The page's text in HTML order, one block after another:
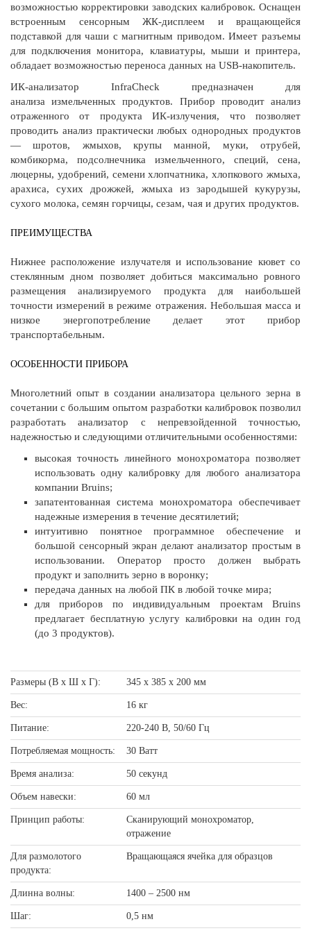
возможностью корректировки заводских калибровок. Оснащен
встроенным сенсорным ЖК-дисплеем и вращающейся
подставкой для чаши с магнитным приводом. Имеет разъемы
для подключения монитора, клавиатуры, мыши и принтера,
обладает возможностью переноса данных на USB-накопитель.
ИК-анализатор InfraCheck предназначен для
анализа измельченных продуктов. Прибор проводит анализ
отраженного от продукта ИК-излучения, что позволяет
проводить анализ практически любых однородных продуктов
― шротов, жмыхов, крупы манной, муки, отрубей,
комбикорма, подсолнечника измельченного, специй, сена,
люцерны, удобрений, семени хлопчатника, хлопкового жмыха,
арахиса, сухих дрожжей, жмыха из зародышей кукурузы,
сухого молока, семян горчицы, сезам, чая и других продуктов.
ПРЕИМУЩЕСТВА
Нижнее расположение излучателя и использование кювет со
стеклянным дном позволяет добиться максимально ровного
размещения анализируемого продукта для наибольшей
точности измерений в режиме отражения. Небольшая масса и
низкое энергопотребление делает этот прибор
транспортабельным.
ОСОБЕННОСТИ ПРИБОРА
Многолетний опыт в создании анализатора цельного зерна в
сочетании с большим опытом разработки калибровок позволил
разработать анализатор с непревзойденной точностью,
надежностью и следующими отличительными особенностями:
высокая точность линейного монохроматора позволяет
использовать одну калибровку для любого анализатора
компании Bruins;
запатентованная система монохроматора обеспечивает
надежные измерения в течение десятилетий;
интуитивно понятное программное обеспечение и
большой сенсорный экран делают анализатор простым в
использовании. Оператор просто должен выбрать
продукт и заполнить зерно в воронку;
передача данных на любой ПК в любой точке мира;
для приборов по индивидуальным проектам Bruins
предлагает бесплатную услугу калибровки на один год
(до 3 продуктов).
Размеры (В х Ш х Г): 345 х 385 х 200 мм
Вес: 16 кг
Питание: 220-240 В, 50/60 Гц
Потребляемая мощность: 30 Ватт
Время анализа: 50 секунд
Объем навески: 60 мл
Принцип работы:
Сканирующий монохроматор,
отражение
Для размолотого
продукта:
Вращающаяся ячейка для образцов
Длинна волны: 1400 – 2500 нм
Шаг: 0,5 нм